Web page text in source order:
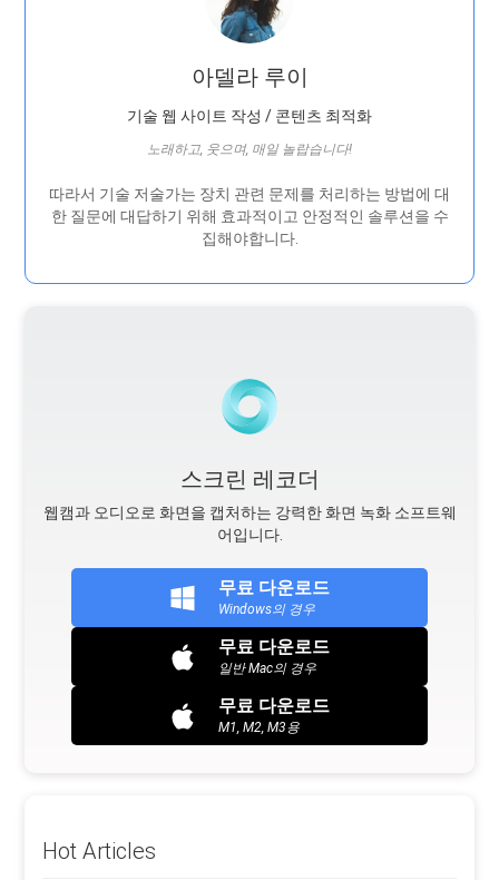
아델라 루이
기술 웹 사이트 작성 / 콘텐츠 최적화
노래하고, 웃으며, 매일 놀랍습니다!
따라서 기술 저술가는 장치 관련 문제를 처리하는 방법에 대
한 질문에 대답하기 위해 효과적이고 안정적인 솔루션을 수
집해야합니다.
스크린 레코더
웹캠과 오디오로 화면을 캡처하는 강력한 화면 녹화 소프트웨
어입니다.
무료 다운로드
Windows의 경우
무료 다운로드
일반 Mac의 경우
무료 다운로드
M1, M2, M3용
Hot Articles